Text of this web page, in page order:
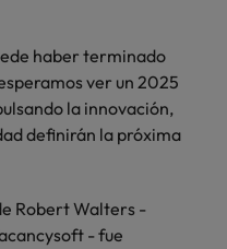
haber terminado
ver un 2025
la innovación,
definirán la próxima
Robert Walters -
- fue